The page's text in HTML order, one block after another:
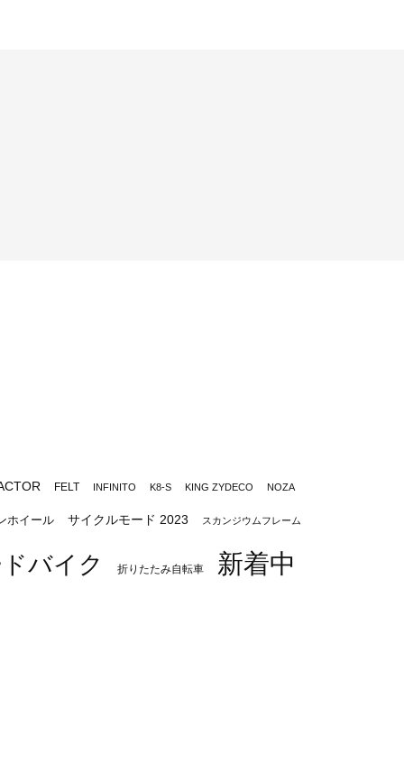
FELT INFINITO K8-S KING ZYDECO NOZA
ホイール サイクルモード 2023 スカンジウムフレーム
バイク 折りたたみ自転車 新着中